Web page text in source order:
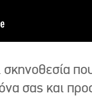
σκηνοθεσία
σας και